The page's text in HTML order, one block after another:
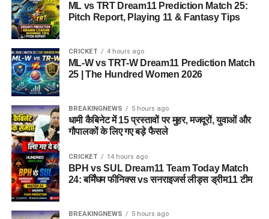
ML vs TRT Dream11 Prediction Match 25:
Pitch Report, Playing 11 & Fantasy Tips
CRICKET 4 hours ago
ML-W vs TRT-W Dream11 Prediction Match
25 | The Hundred Women 2026
BREAKINGNEWS 5 hours ago
धामी कैबिनेट में 15 प्रस्तावों पर मुहर, मजदूरों, युवाओं और
गौपालकों के लिए गए बड़े फैसले
CRICKET 14 hours ago
BPH vs SUL Dream11 Team Today Match
24: बर्मिंघम फीनिक्स vs सनराइजर्स लीड्स ड्रीम11 टीम
BREAKINGNEWS 5 hours ago